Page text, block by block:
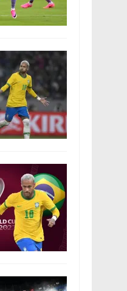
nghệ tương lai